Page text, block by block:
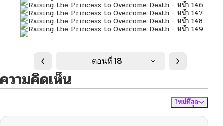
ตอนที่ 18
ความคิดเห็น
ใหม่ที่สุด